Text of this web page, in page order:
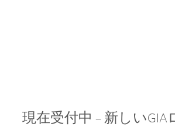
現在受付中 – 新しいGIA